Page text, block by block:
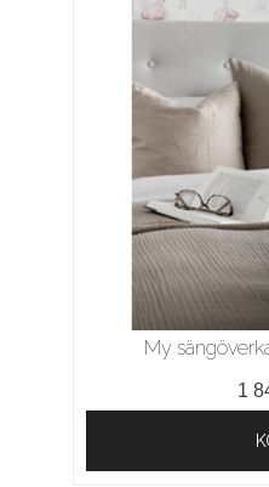
My
1